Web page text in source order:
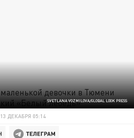
SVETLANA VOZMILOVA/GLOBAL LOOK PRESS
13 ДЕКАБРЯ 05:14